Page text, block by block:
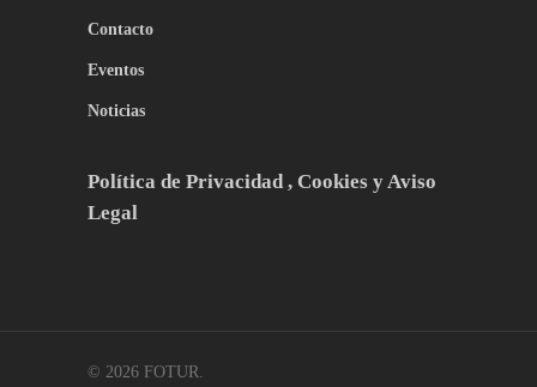
Contacto
Eventos
Noticias
Política de Privacidad , Cookies y Aviso
Legal
© 2026 FOTUR.